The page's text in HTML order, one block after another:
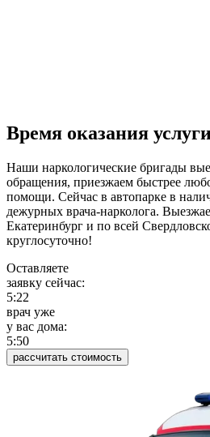
Время оказания
Наши наркологические бригады
обращения, приезжаем быстрее
помощи. Сейчас в автопарке в
дежурных врача-нарколога.
Екатеринбург и по всей
круглосуточно!
Оставляете
заявку сейчас:
5:22
врач уже
у вас дома:
5:50
рассчитать стоимость